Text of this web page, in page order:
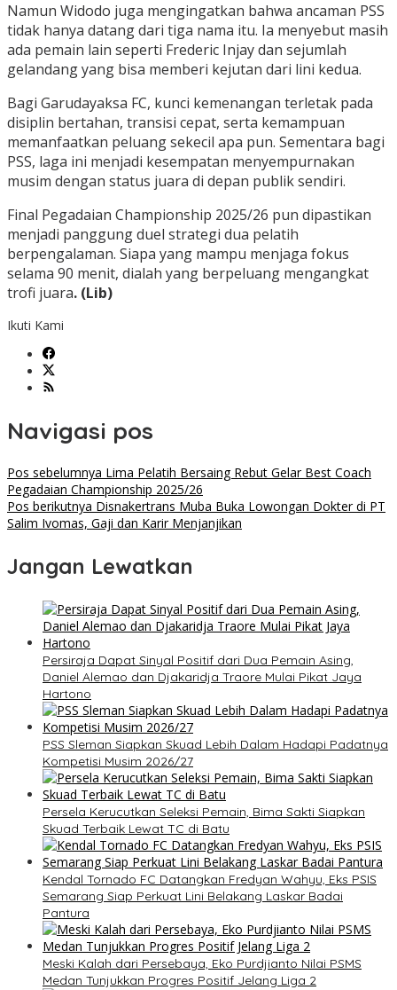
Namun Widodo juga mengingatkan bahwa ancaman PSS
tidak hanya datang dari tiga nama itu. Ia menyebut masih
ada pemain lain seperti Frederic Injay dan sejumlah
gelandang yang bisa memberi kejutan dari lini kedua.
Bagi Garudayaksa FC, kunci kemenangan terletak pada
disiplin bertahan, transisi cepat, serta kemampuan
memanfaatkan peluang sekecil apa pun. Sementara bagi
PSS, laga ini menjadi kesempatan menyempurnakan
musim dengan status juara di depan publik sendiri.
Final Pegadaian Championship 2025/26 pun dipastikan
menjadi panggung duel strategi dua pelatih
berpengalaman. Siapa yang mampu menjaga fokus
selama 90 menit, dialah yang berpeluang mengangkat
trofi juara. (Lib)
Ikuti Kami
Navigasi pos
Pos sebelumnya Lima Pelatih Bersaing Rebut Gelar Best Coach
Pegadaian Championship 2025/26
Pos berikutnya Disnakertrans Muba Buka Lowongan Dokter di PT
Salim Ivomas, Gaji dan Karir Menjanjikan
Jangan Lewatkan
Persiraja Dapat Sinyal Positif dari Dua Pemain Asing,
Daniel Alemao dan Djakaridja Traore Mulai Pikat Jaya
Hartono
PSS Sleman Siapkan Skuad Lebih Dalam Hadapi Padatnya
Kompetisi Musim 2026/27
Persela Kerucutkan Seleksi Pemain, Bima Sakti Siapkan
Skuad Terbaik Lewat TC di Batu
Kendal Tornado FC Datangkan Fredyan Wahyu, Eks PSIS
Semarang Siap Perkuat Lini Belakang Laskar Badai
Pantura
Meski Kalah dari Persebaya, Eko Purdjianto Nilai PSMS
Medan Tunjukkan Progres Positif Jelang Liga 2